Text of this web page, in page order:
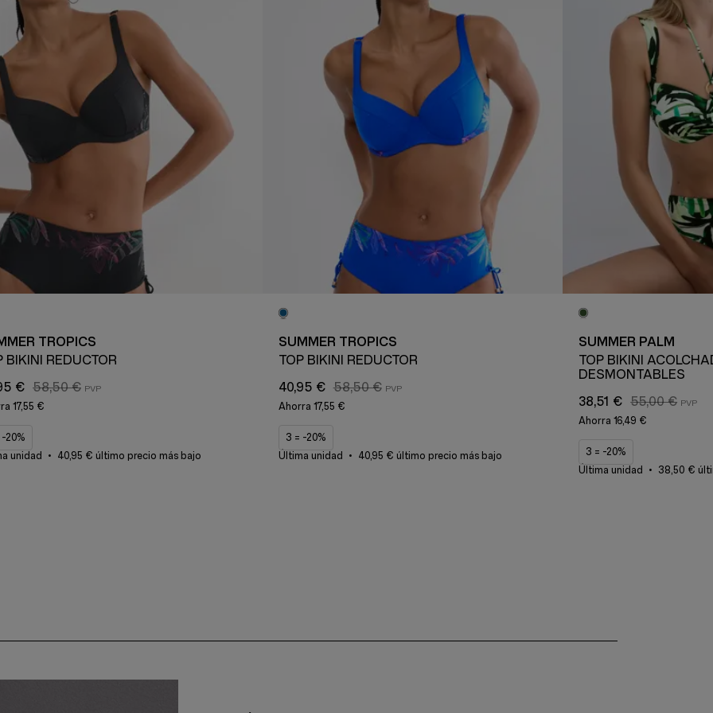
TROPICS
BIKINI REDUCTOR
€ 58,50 €
17,55 €
20%
unidad
40,95 € último precio más bajo
SUMMER TROPICS
TOP BIKINI REDUCTOR
40,95 € 58,50 €
Ahorra 17,55 €
3 = -20%
Última unidad
40,95 € último precio más bajo
SUMMER PALM
TOP BIKINI
DESMONTABLES
38,51 € 55,00 €
Ahorra16,49 €
3 = -20%
Última unidad
38,50 €